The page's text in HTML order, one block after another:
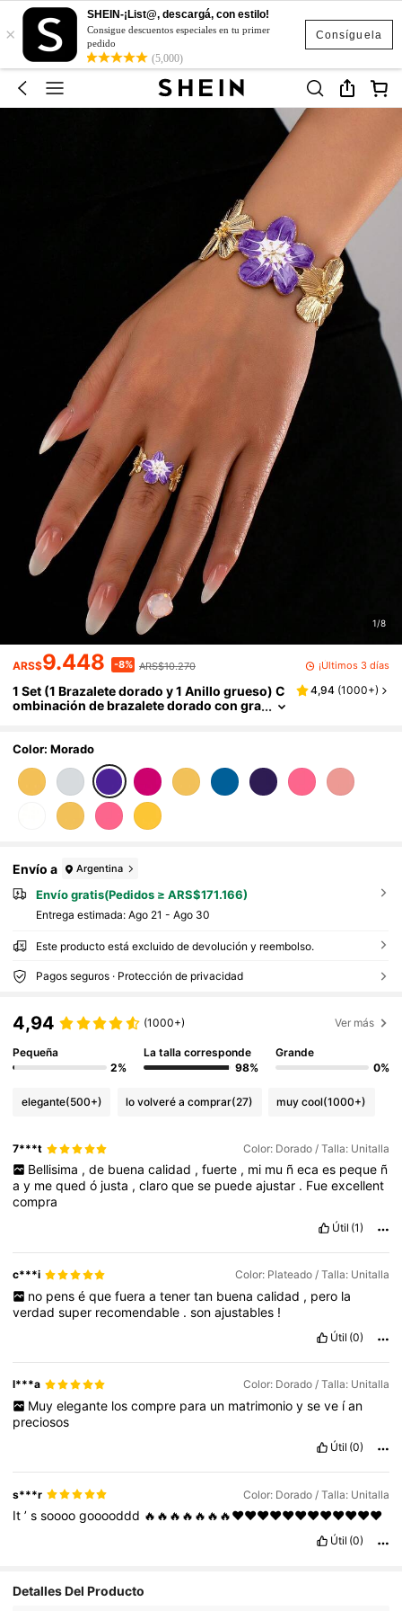
Consíguela
×
SHEIN-¡List@, descargá, con estilo!
Consigue descuentos especiales en tu primer
pedido
(5,000)
1/8
ARS$9.448 -8% ARS$10.270 ¡Últimos 3 días
1 Set (1 Brazalete dorado y 1 Anillo grueso) C
ombinación de brazalete dorado con gra
diario de mujeres, vacaciones, reuniones y e
4,94 (1000+)
Color: Morado
Envío a Argentina
Envío gratis(Pedidos ≥ ARS$171.166)
Entrega estimada: Ago 21 - Ago 30
Este producto está excluido de devolución y reembolso.
Pagos seguros · Protección de privacidad
4,94 (1000+) Ver más
Pequeña
2%
La talla corresponde
98%
Grande
0%
elegante(500+) lo volveré a comprar(27) muy cool(1000+)
7***t Color: Dorado / Talla: Unitalla
Bellisima , de buena calidad , fuerte , mi mu ñ eca es peque ñ
ay mequedó justa ,claroquese puedeajustar . Fueexcellent
compra
Útil (1)
c***i Color: Plateado / Talla: Unitalla
no pens é que fuera a tener tan buena calidad , pero la
verdadsuper recomendable .sonajustables !
Útil (0)
l***a Color: Dorado / Talla: Unitalla
Muy elegante los compre para un matrimonio y se ve ían
preciosos
Útil (0)
s***r Color: Dorado / Talla: Unitalla
It’ssoooogooooddd 🔥🔥🔥🔥🔥🔥🔥❤️❤️❤️❤️❤️❤️❤️❤️❤️❤️❤️❤️
Útil (0)
Detalles Del Producto
4,93 8.4K Seguidores